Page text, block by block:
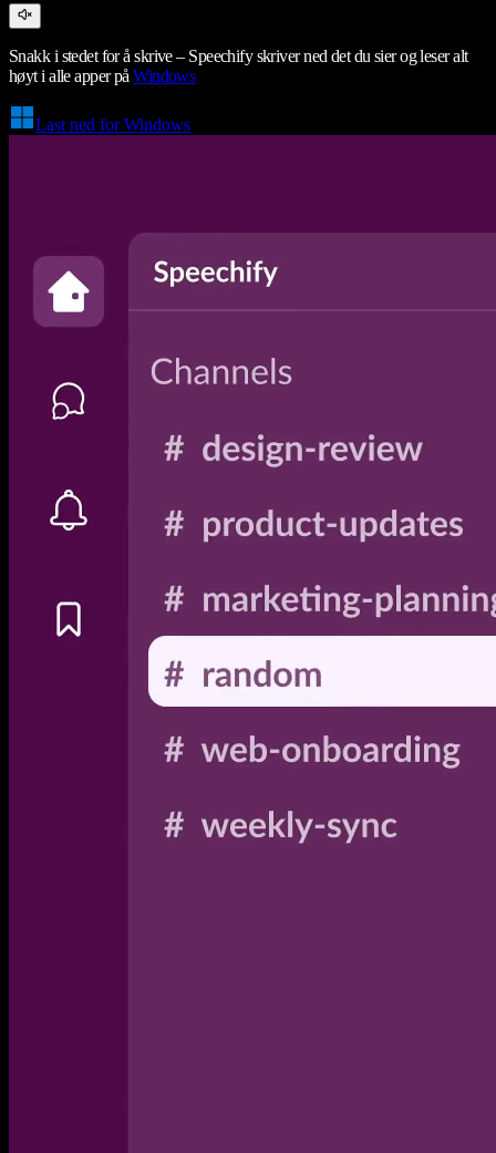
Snakk i stedet for å skrive – Speechify skriver ned det du sier og leser alt
høyt i alle apper påWindows
Last ned for Windows